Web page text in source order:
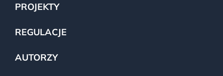
PROJEKTY
REGULACJE
AUTORZY